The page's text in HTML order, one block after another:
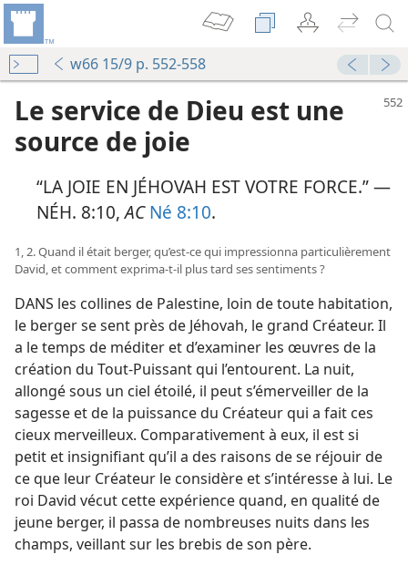
w66 15/9 p. 552-558
Le service de Dieu est une
source de joie
“LA JOIE EN JÉHOVAH EST VOTRE FORCE.” —
NÉH. 8:10,AC Né 8:10.
1, 2. Quand il était berger, qu’est-​ce qui impressionna particulièrement
David, et comment exprima-​t-​il plus tard ses sentiments ?
DANS les collines de Palestine, loin de toute habitation,
le berger se sent près de Jéhovah, le grand Créateur. Il
a le temps de méditer et d’examiner les œuvres de la
création du Tout-Puissant qui l’entourent. La nuit,
allongé sous un ciel étoilé, il peut s’émerveiller de la
sagesse et de la puissance du Créateur qui a fait ces
cieux merveilleux. Comparativement à eux, il est si
petit et insignifiant qu’il a des raisons de se réjouir de
ce que leur Créateur le considère et s’intéresse à lui. Le
roi David vécut cette expérience quand, en qualité de
jeune berger, il passa de nombreuses nuits dans les
champs, veillant sur les brebis de son père.